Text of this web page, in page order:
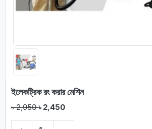
ইলেকট্রিক রং করার মেশিন
৳ 2,950৳ 2,450